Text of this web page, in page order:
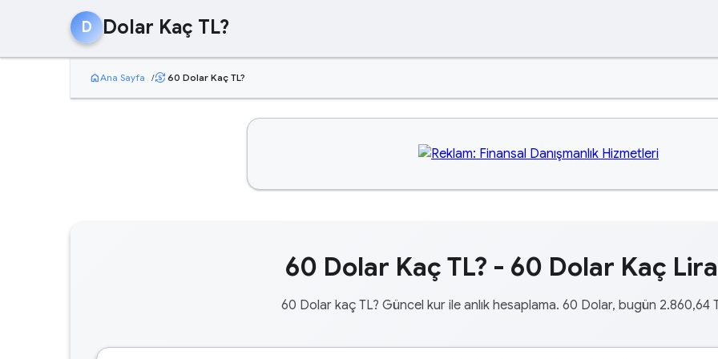
D Dolar Kaç TL?
homeAna Sayfa /currency_exchange 60 Dolar Kaç TL?
60 Dolar Kaç TL? - 60 Dolar Kaç
60 Dolar kaç TL? Güncel kur ile anlık hesaplama. 60 Dolar, bugün 2.860,64